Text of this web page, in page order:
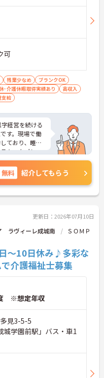
可
残業少なめ
ブランクOK
･介護休暇取得実績あり
高収入
支給
経営を続ける
す。現場で働
ており、睡眠
ム、タブレッ
を積極的に導入
や事務作業の
っくり向き合
ます。介護福
の給与体系が
です。さら
ケアの研修な
れる教育体制
っかりと安定
なキャリアア
身の負担を軽
テムを導入し
す
短縮され余裕
活用して介護
ます】
メント研修を
ます
無料 紹介してもらう
更新日：2026年07月10日
ラヴィーレ成城南
ＳＯＭＰ
～10日休み♪多彩な
介護福祉士募集
※想定年収
見3-5-5
城学園前駅」バス・車1